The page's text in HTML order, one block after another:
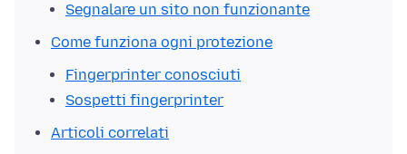
Segnalare un sito non funzionante
Come funziona ogni protezione
Fingerprinter conosciuti
Sospetti fingerprinter
Articoli correlati